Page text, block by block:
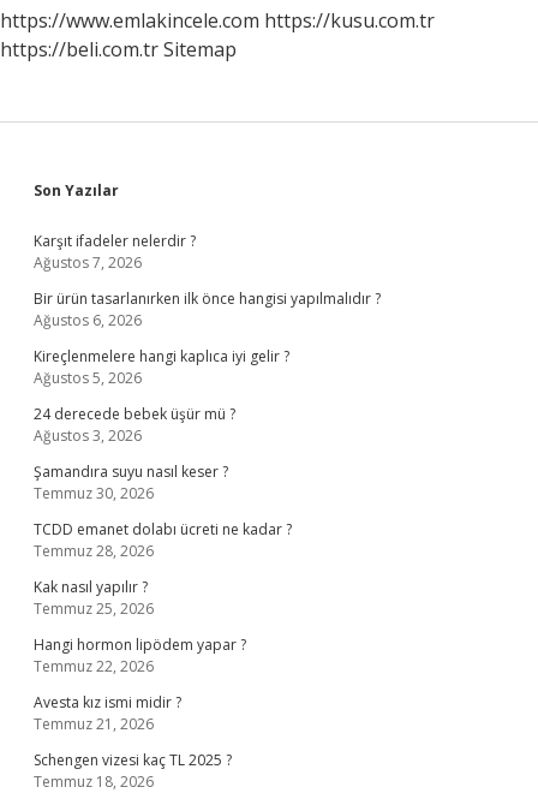
https://www.emlakincele.com https://kusu.com.tr
https://beli.com.trSitemap
Sidebar
Son Yazılar
Karşıt ifadeler nelerdir ?
Ağustos 7, 2026
Bir ürün tasarlanırken ilk önce hangisi yapılmalıdır ?
Ağustos 6, 2026
Kireçlenmelere hangi kaplıca iyi gelir ?
Ağustos 5, 2026
24 derecede bebek üşür mü ?
Ağustos 3, 2026
Şamandıra suyu nasıl keser ?
Temmuz 30, 2026
TCDD emanet dolabı ücreti ne kadar ?
Temmuz 28, 2026
Kak nasıl yapılır ?
Temmuz 25, 2026
Hangi hormon lipödem yapar ?
Temmuz 22, 2026
Avesta kız ismi midir ?
Temmuz 21, 2026
Schengen vizesi kaç TL 2025 ?
Temmuz 18, 2026